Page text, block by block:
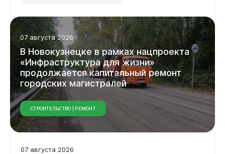
Виртуальная
07 августа 2026
В Новокузнецкеврамкахнацпроекта
«Инфраструктурадляжизни»
продолжаетсякапитальныйремонт
городских магистралей
СТРОИТЕЛЬСТВО | РЕМОНТ
07 августа 2026